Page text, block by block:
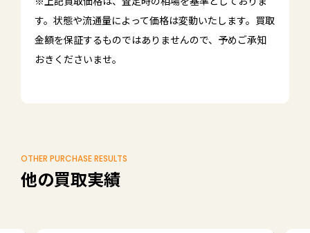
す。状態や流通量によって価格は変動いたします。買取
金額を保証するものではありませんので、予めご承知
おきくださいませ。
OTHER PURCHASE RESULTS
他の買取実績